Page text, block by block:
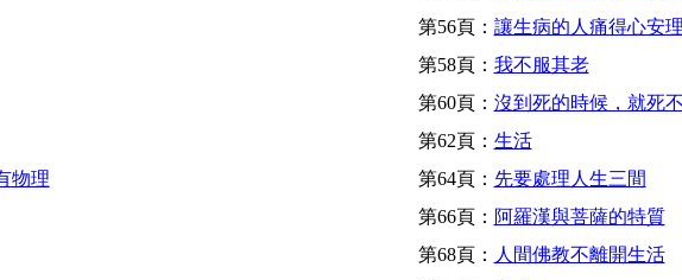
第56頁： 讓生病的人痛得心安
第58頁： 我不服其老
第60頁： 沒到死的時候，就死
第62頁： 生活
物理 第64頁： 先要處理人生三間
第66頁： 阿羅漢與菩薩的特質
第68頁： 人間佛教不離開生活